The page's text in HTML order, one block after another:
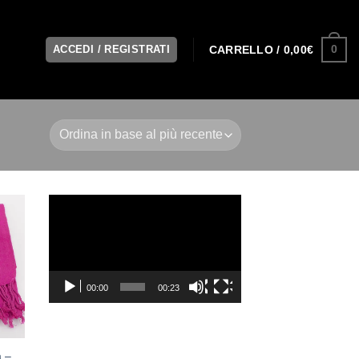
ACCEDI / REGISTRATI CARRELLO / 0,00€ 0
–
00:00 00:23